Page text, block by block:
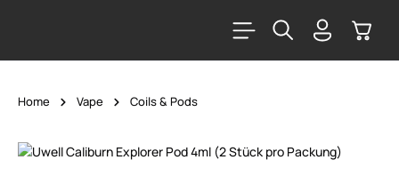
Home Vape Coils & Pods
Bildergalerie überspringen